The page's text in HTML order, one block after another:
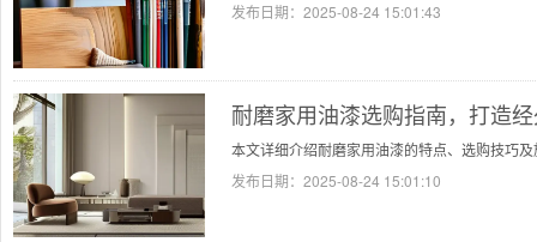
发布日期： 2025-08-24 15:01:43
耐磨家用油漆选购指南，打造
本文详细介绍耐磨家用油漆的特点、选购技巧
发布日期： 2025-08-24 15:01:10